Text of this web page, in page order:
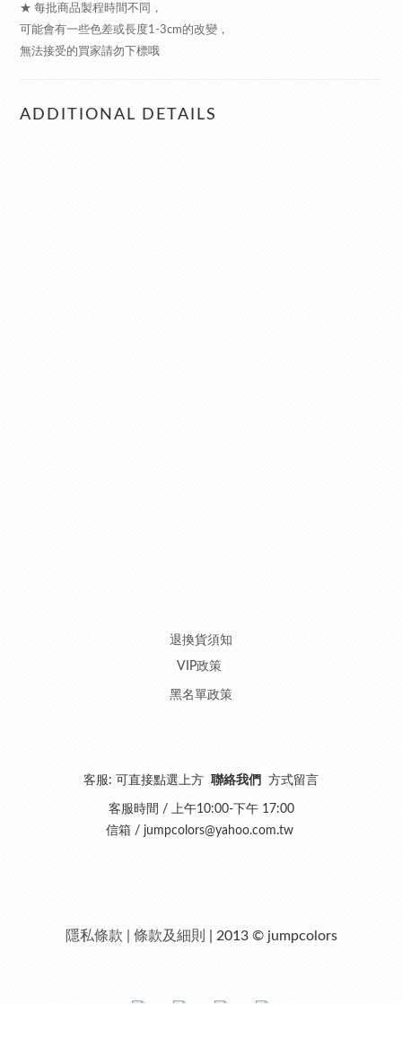
★ 每批商品製程時間不同，
可能會有一些色差或長度1-3cm的改變，
無法接受的買家請勿下標哦
ADDITIONAL DETAILS
退換貨須知
VIP政策
黑名單政策
客服: 可直接點選上方 聯絡我們 方式留言
客服時間 / 上午10:00-下午 17:00
信箱 / jumpcolors@yahoo.com.tw
隱私條款 | 條款及細則 | 2013 © jumpcolors